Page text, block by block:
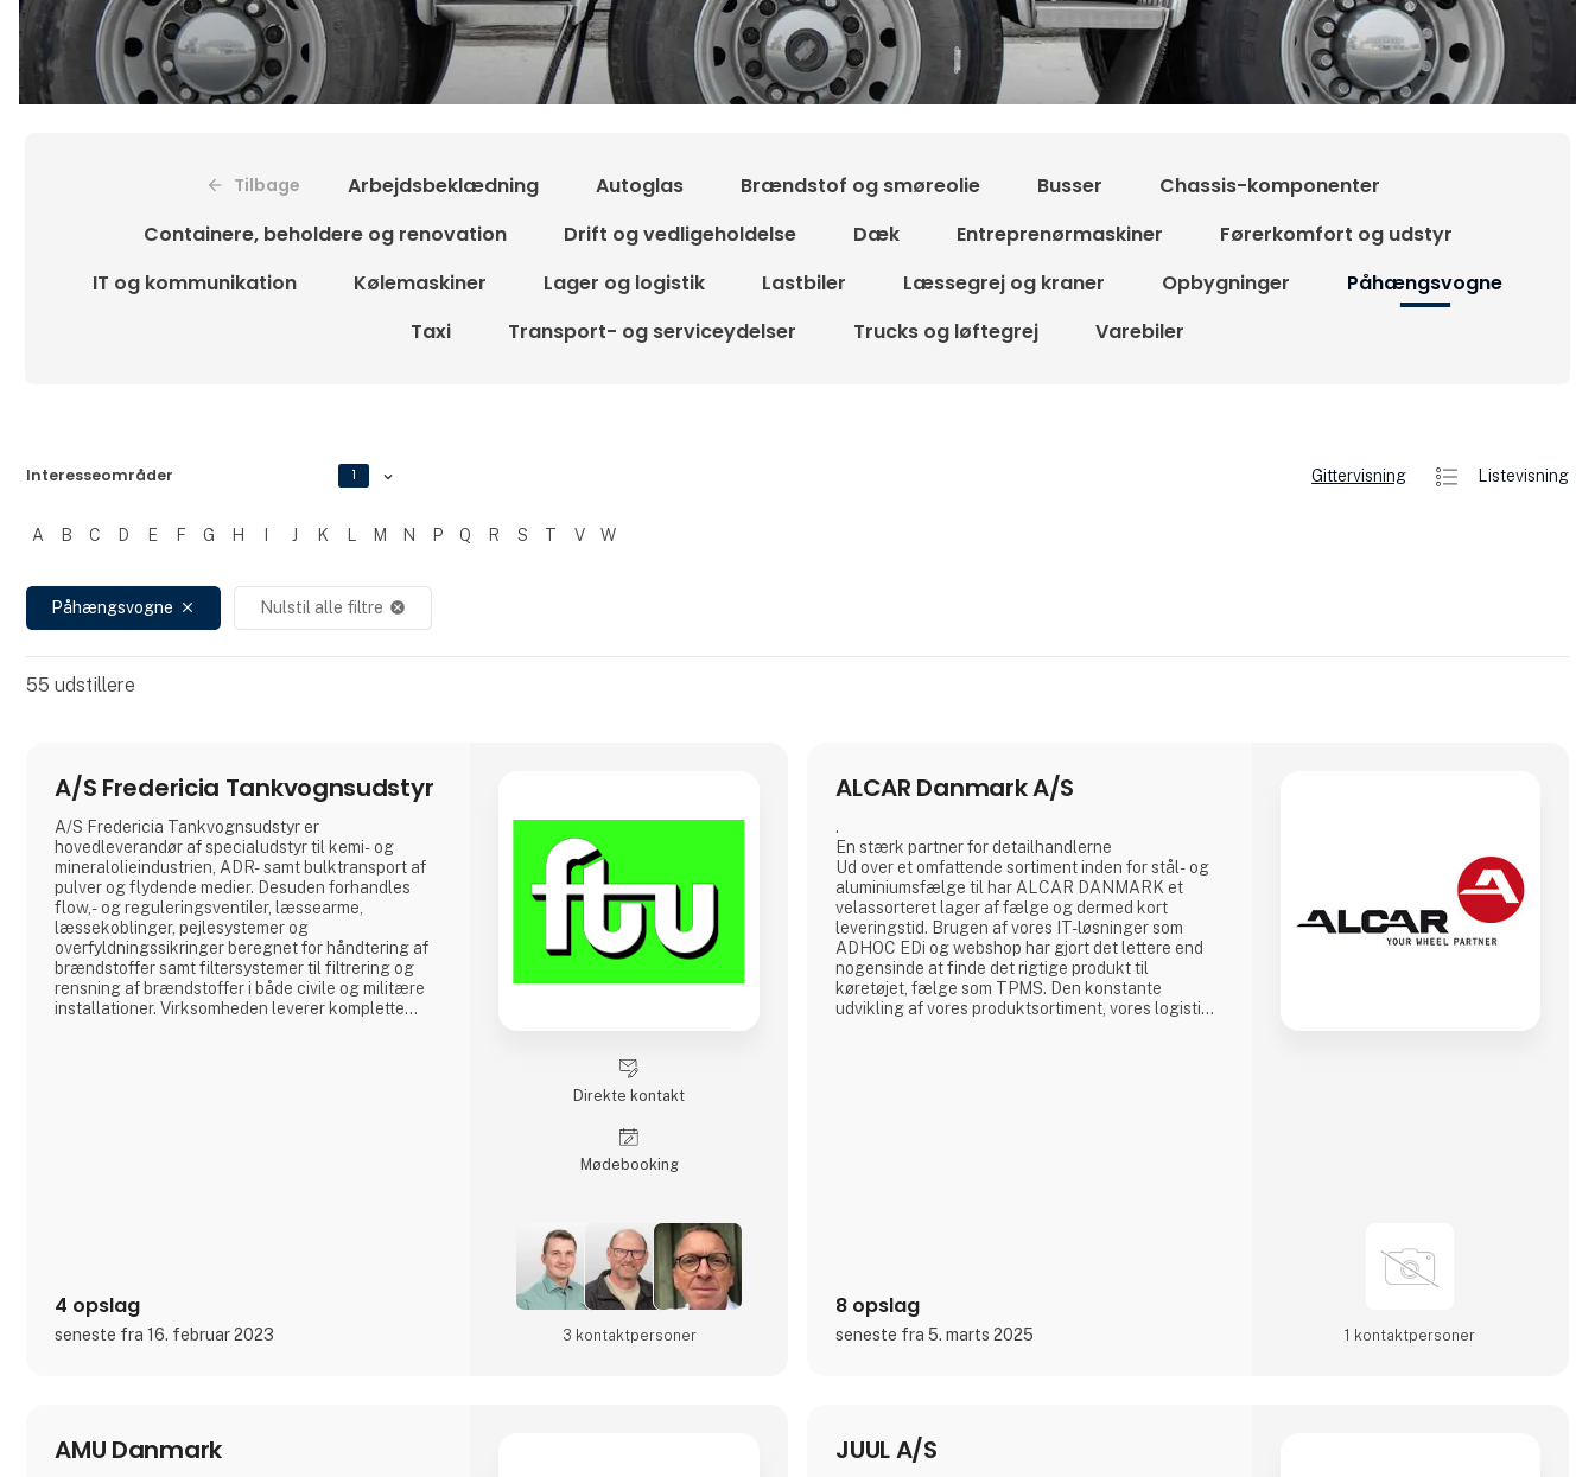
Tilbage Arbejdsbeklædning Autoglas Brændstof og smøreolie Busser
Chassis-komponenter
Containere, beholdere og renovation
Drift og vedligeholdelse Dæk Entreprenørmaskiner
Førerkomfort og udstyr
IT og kommunikation
Kølemaskiner Lager og logistik Lastbiler Læssegrej og kraner Opbygninger
Påhængsvogne
Taxi
Transport- og serviceydelser Trucks og løftegrej Varebiler
Interesseområder 1
Filtrer resultater
A B C D E F G H I J K L M N P Q R S T V W
Påhængsvogne close Nulstil alle filtre cancel
Gittervisning Listevisning
55 udstillere
A/S Fredericia Tankvognsudstyr
A/S Fredericia Tankvognsudstyr er
hovedleverandør af specialudstyr til kemi- og
mineralolieindustrien, ADR- samt bulktransport af
pulver og flydende medier. Desuden forhandles
flow,- og reguleringsventiler, læssearme,
læssekoblinger, pejlesystemer og
overfyldningssikringer beregnet for håndtering af
brændstoffer samt filtersystemer til filtrering og
rensning af brændstoffer i både civile og militære
installationer. Virksomheden leverer komplette
4 opslag
seneste fra 16. februar 2023
Direkte kontakt
Møde­booking
3 kontakt­personer
ALCAR Danmark A/S
.
En stærk partner for detailhandlerne
Ud over et omfattende sortiment inden for stål- og
aluminiumsfælge til har ALCAR DANMARK et
velassorteret lager af fælge og dermed kort
leveringstid. Brugen af vores IT-løsninger som
ADHOC EDi og webshop har gjort det lettere end
nogensinde at finde det rigtige produkt til
køretøjet, fælge som TPMS. Den konstante
udvikling af vores produktsortiment, vores logistik
8 opslag
seneste fra 5. marts 2025 1 kontakt­personer
AMU Danmark JUUL A/S